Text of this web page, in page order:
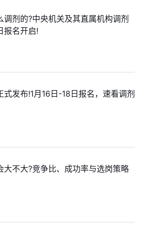
剂的?中央机关及其直属机构调剂
报名开启!
发布!1月16日-18日报名，速看调剂
不大?竞争比、成功率与选岗策略